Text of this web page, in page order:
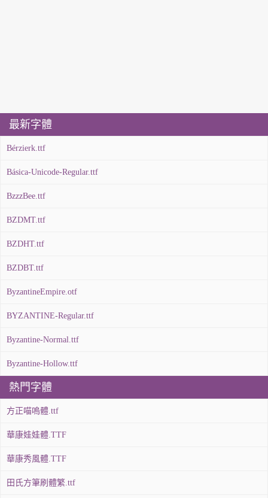
最新字體
Bérzierk.ttf
Básica-Unicode-Regular.ttf
BzzzBee.ttf
BZDMT.ttf
BZDHT.ttf
BZDBT.ttf
ByzantineEmpire.otf
BYZANTINE-Regular.ttf
Byzantine-Normal.ttf
Byzantine-Hollow.ttf
熱門字體
方正喵嗚體.ttf
華康娃娃體.TTF
華康秀風體.TTF
田氏方筆刷體繁.ttf